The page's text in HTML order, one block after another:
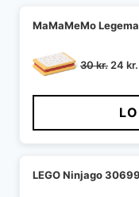
MaMaMeMo
30kr. Den
pris
var:
30
24 kr.
LEGO Ninjago